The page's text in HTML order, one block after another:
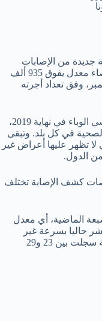
جديدة من الإصابات
بكوفيد-19 خلال الأسبوع المنصرم، إذ تم إحصاء معدل يفوق 935 ألف
الأول/ديسمبر، وفق تعداد أجرته
وتستند هذه الأرقام، وهي الأعلى منذ بدء تفشي الوباء في نهاية 2019،
في كل بلد. وتبقى
تظهر عليها أعراض غير
الدول.
كشف الإصابة تختلف
الأيام السبعة الماضية، أي معدل
حاليا بسرعة غير
مسبوقة تفوق بكثير أعلى نسبة تفشي سابقة سجلت بين 23 و29